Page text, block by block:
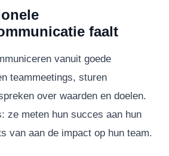
faalt
vanuit goede
teammeetings, sturen
over waarden en doelen.
ze meten hun succes aan hun
van aan de impact op hun team.